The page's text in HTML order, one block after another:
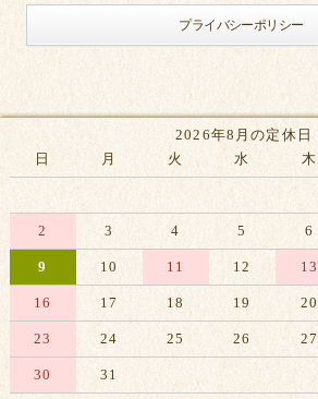
プライバシーポリシー
2026年8月の定休日
日
月 火 水 木
2 3 4 5 6
9 10 11 12 13
16 17 18 19 20
23 24 25 26 27
30 31